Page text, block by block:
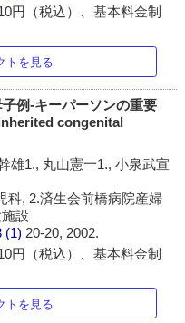
円（税込）、基本料金制
トを見る
例-キーパーソンの重要
congenital
雄1., 丸山憲一1., 小泉武宣
科, 2.済生会前橋病院産婦
設
(1) 20-20, 2002.
円（税込）、基本料金制
トを見る